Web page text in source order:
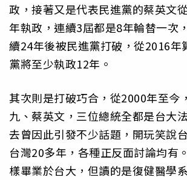
政，接著又是代表民進黨的蔡英文
年執政，連續3屆都是8年輪替一次
續24年後被民進黨打破，從2016年
黨將至少執政12年。
其次則是打破巧合，從2000年至今
九、蔡英文，三位總統全都是台大
去曾因此引發不少話題，開玩笑說
台灣20多年，各種正反面討論均有
樣畢業於台大，但讀的是復健醫學